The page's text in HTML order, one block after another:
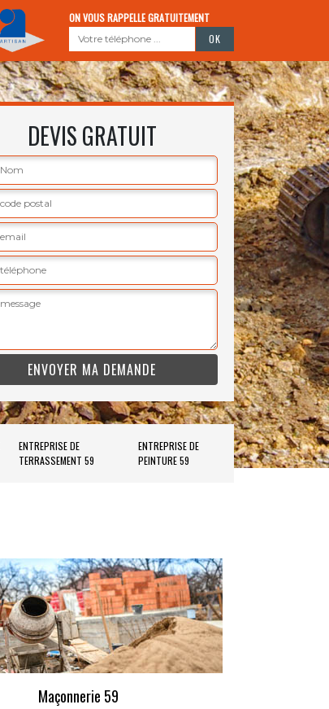
ON VOUS RAPPELLE GRATUITEMENT
DEVIS GRATUIT
ENTREPRISE DE
TERRASSEMENT 59
ENTREPRISE DE
PEINTURE 59
Maçonnerie 59